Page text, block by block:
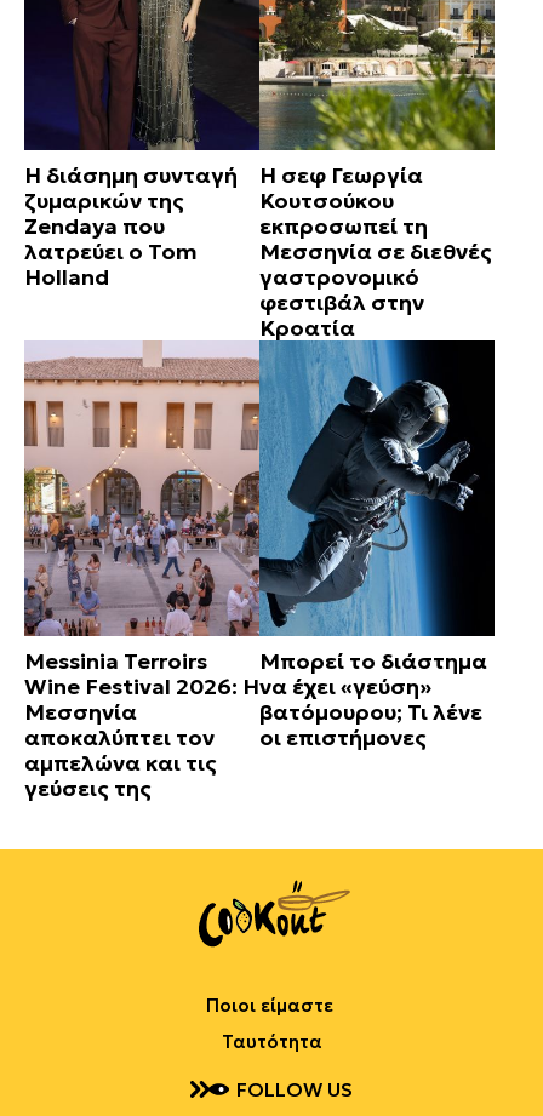
Η διάσημη συνταγή
ζυμαρικών της
Zendaya που
λατρεύει ο Tom
Holland
Η σεφ Γεωργία
Κουτσούκου
εκπροσωπεί τη
Μεσσηνία σε διεθνές
γαστρονομικό
φεστιβάλ στην
Κροατία
Messinia Terroirs
Wine Festival 2026: Η
Μεσσηνία
αποκαλύπτει τον
αμπελώνα και τις
γεύσεις της
Μπορεί το διάστημα
να έχει «γεύση»
βατόμουρου; Τι λένε
οι επιστήμονες
Ποιοι είμαστε
Ταυτότητα
FOLLOW US